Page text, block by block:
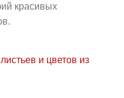
красивых